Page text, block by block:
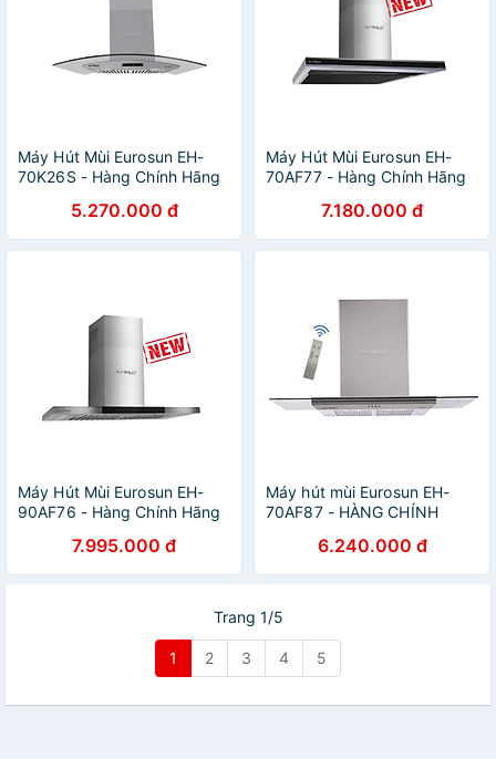
Máy Hút Mùi Eurosun EH-
70K26S - Hàng Chính Hãng
5.270.000 đ
Máy Hút Mùi Eurosun EH-
70AF77 - Hàng Chính Hãng
7.180.000 đ
Máy Hút Mùi Eurosun EH-
90AF76 - Hàng Chính Hãng
7.995.000 đ
Máy hút mùi Eurosun EH-
70AF87 - HÀNG CHÍNH
6.240.000 đ
Trang 1/5
1 2 3 4 5